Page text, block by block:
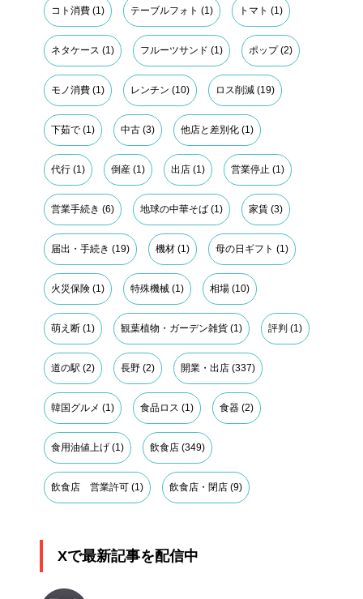
コト消費 (1) テーブルフォト (1) トマト (1)
ネタケース (1) フルーツサンド (1) ポップ(2)
モノ消費 (1) レンチン (10) ロス削減 (19)
下茹で (1) 中古 (3) 他店と差別化 (1)
代行 (1) 倒産 (1) 出店 (1) 営業停止 (1)
営業手続き (6) 地球の中華そば (1) 家賃 (3)
届出・手続き (19) 機材 (1) 母の日ギフト (1)
火災保険 (1) 特殊機械 (1) 相場 (10)
萌え断 (1) 観葉植物・ガーデン雑貨 (1) 評判 (1)
道の駅 (2) 長野 (2) 開業・出店 (337)
韓国グルメ (1) 食品ロス (1) 食器 (2)
食用油値上げ (1) 飲食店 (349)
飲食店 営業許可 (1) 飲食店・閉店 (9)
Xで最新記事を配信中